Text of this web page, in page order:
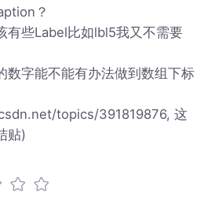
？
有些Label比如lbl5我又不需要
数字能不能有办法做到数组下标
topics/391819876, 这
贴)